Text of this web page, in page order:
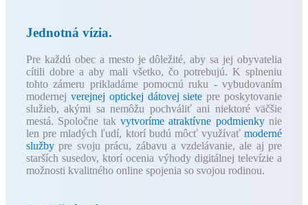
Jednotná vízia.
Pre každú obec a mesto je dôležité, aby sa jej obyvatelia
cítili dobre a aby mali všetko, čo potrebujú. K splneniu
tohto zámeru prikladáme pomocnú ruku - vybudovaním
modernej verejnej optickej dátovej siete pre poskytovanie
služieb, akými sa nemôžu pochváliť ani niektoré väčšie
mestá. Spoločne tak vytvoríme atraktívne podmienkynie
len pre mladých ľudí, ktorí budú môcť využívať moderné
služby pre svoju prácu, zábavu a vzdelávanie, ale aj pre
starších susedov, ktorí ocenia výhody digitálnej televízie a
možnosti kvalitného online spojenia so svojou rodinou.